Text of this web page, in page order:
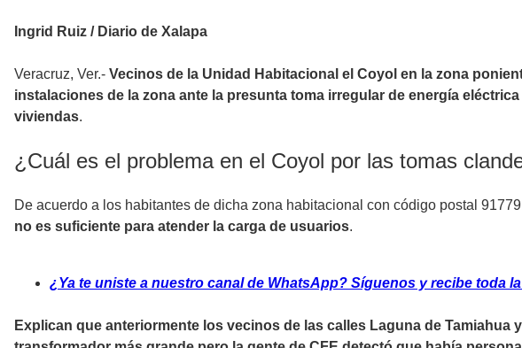
Ingrid Ruiz / Diario de Xalapa
Veracruz, Ver.- Vecinos de la Unidad Habitacional el Coyol en la zona
instalaciones de la zona ante la presunta toma irregular de energía
viviendas.
¿Cuál es el problema en el Coyol por las tomas
De acuerdo a los habitantes de dicha zona habitacional con código postal
no es suficiente para atender la carga de usuarios.
¿Ya te uniste a nuestro canal de WhatsApp? Síguenos y recibe toda
Explican que anteriormente los vecinos de las calles Laguna de Tamiahua